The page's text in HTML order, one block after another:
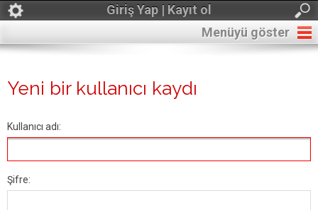
Giriş Yap | Kayıt ol
Menüyü göster
Yeni bir kullanıcı kaydı
Kullanıcı adı:
Şifre: